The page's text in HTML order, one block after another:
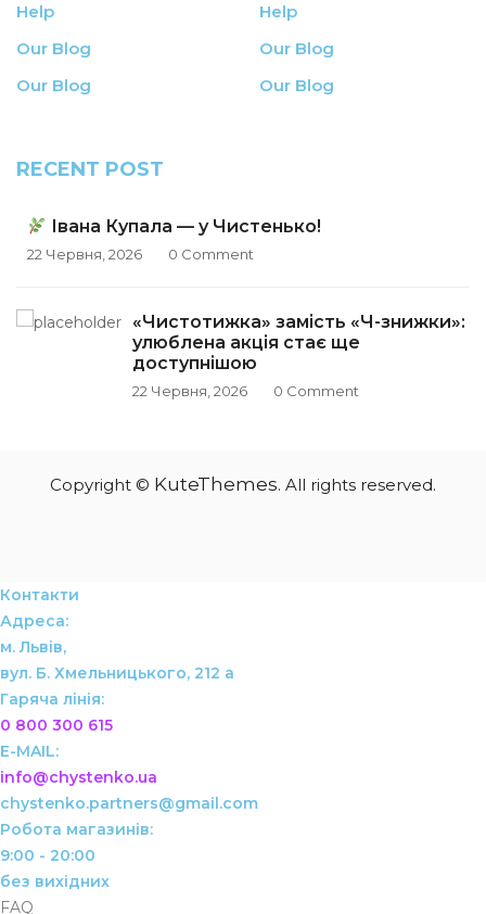
Help
Our Blog
Our Blog
Help
Our Blog
Our Blog
RECENT POST
Івана Купала — у Чистенько!
22 Червня, 2026 0 Comment
«Чистотижка» замість «Ч-знижки»:
улюблена акція стає ще
доступнішою
22 Червня, 2026 0 Comment
Copyright © KuteThemes. All rights reserved.
Контакти
Адреса:
м. Львів,
вул. Б. Хмельницького, 212 а
Гаряча лінія:
0 800 300 615
info@chystenko.ua
chystenko.partners@gmail.com
Робота магазинів:
9:00 - 20:00
без вихідних
FAQ